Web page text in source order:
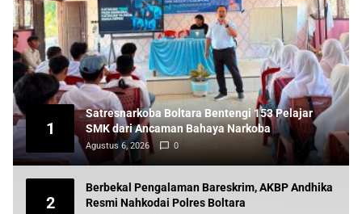
1
Satresnarkoba Boltara Bentengi 153 Pelajar
SMK dari Ancaman Bahaya Narkoba
Agustus 6, 2026 0
2
Berbekal Pengalaman Bareskrim, AKBP Andhika
Resmi Nahkodai Polres Boltara